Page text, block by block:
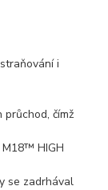
i
čímž
HIGH
se zadrhával